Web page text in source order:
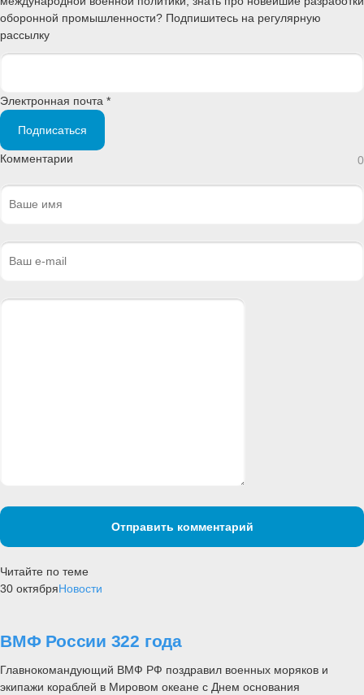
оборонной промышленности? Подпишитесь на регулярную
рассылку
Электронная почта *
Подписаться
Комментарии 0
Отправить комментарий
Читайте по теме
30 октябряНовости
ВМФ России 322 года
Главнокомандующий ВМФ РФ поздравил военных моряков и
экипажи кораблей в Мировом океане с Днем основания